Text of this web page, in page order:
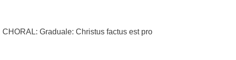
Graduale: Christus factus est pro